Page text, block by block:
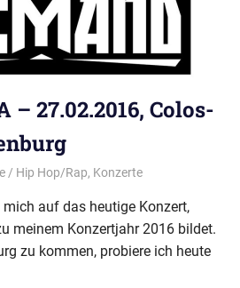
– 27.02.2016, Colos-
Hip Hop/Rap, Konzerte
auf das heutige Konzert,
meinem Konzertjahr 2016 bildet.
zu kommen, probiere ich heute